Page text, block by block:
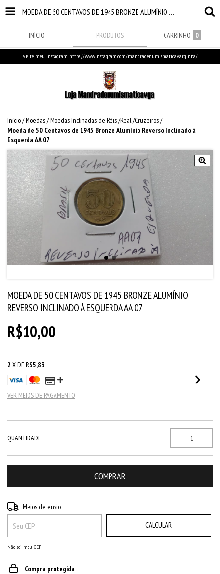
MOEDA DE 50 CENTAVOS DE 1945 BRONZE ALUMÍNIO REVERSO INCLINADO À ESQUERDA AA 07
INÍCIO PRODUTOS CARRINHO 0
Visite meu Instagram https://www.instagram.com/mandradenumismaticavarginha/
Início/Moedas/Moedas Inclinadas de Réis /Real /Cruzeiros/
Moeda de 50 Centavos de 1945 Bronze Alumínio Reverso Inclinado à
Esquerda AA 07
MOEDA DE 50 CENTAVOS DE 1945 BRONZE ALUMÍNIO
REVERSO INCLINADO À ESQUERDA AA 07
R$10,00
2 X DE R$5,83
VER MEIOS DE PAGAMENTO
QUANTIDADE
Entregas para o CEP:
Meios de envio
CALCULAR
Não sei meu CEP
Compra protegida